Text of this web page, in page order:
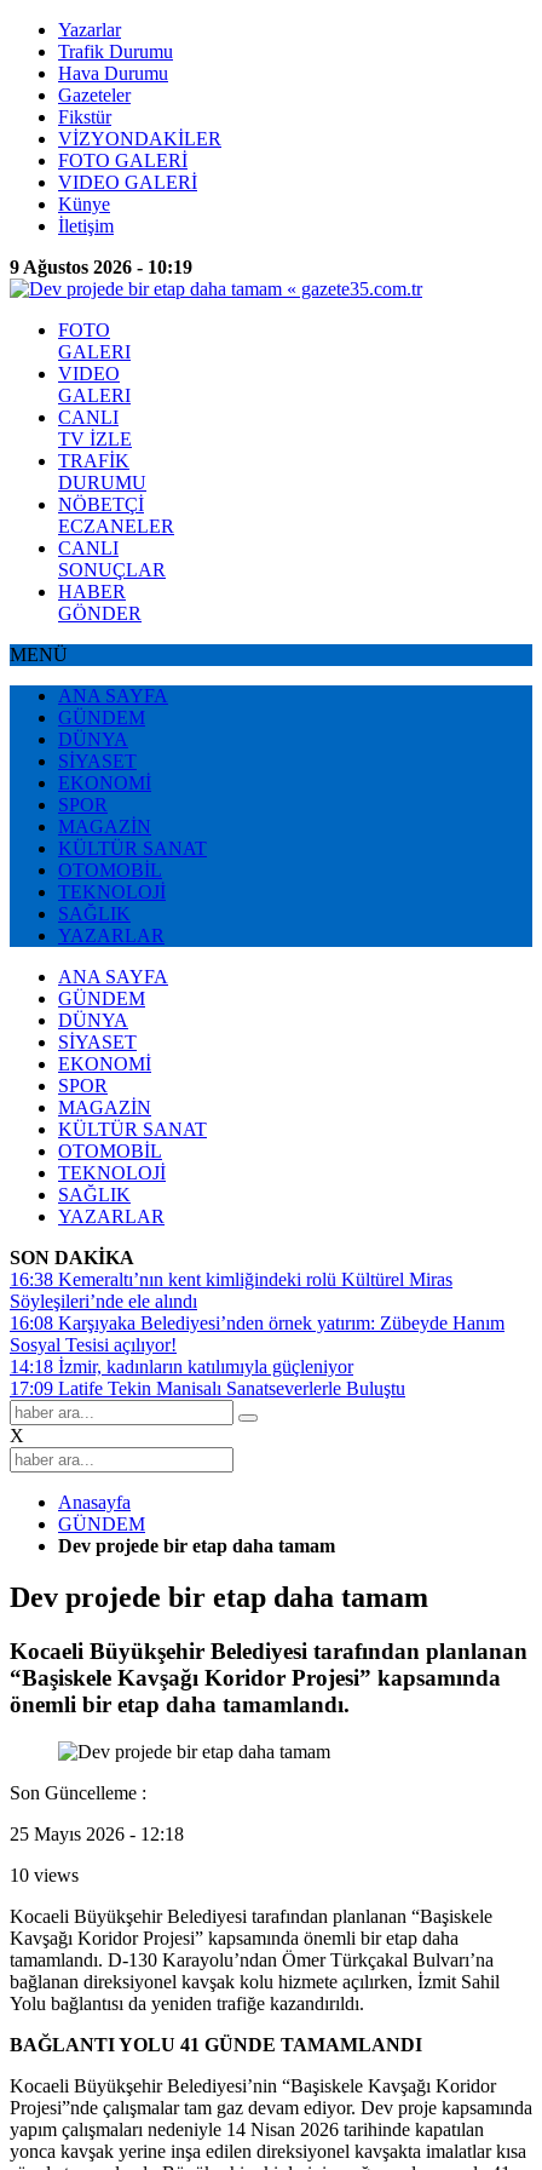
Yazarlar
Trafik Durumu
Hava Durumu
Gazeteler
Fikstür
VİZYONDAKİLER
FOTO GALERİ
VIDEO GALERİ
Künye
İletişim
9 Ağustos 2026 - 10:19
FOTO
GALERI
VIDEO
GALERI
CANLI
TV İZLE
TRAFİK
DURUMU
NÖBETÇİ
ECZANELER
CANLI
SONUÇLAR
HABER
GÖNDER
MENÜ
ANA SAYFA
GÜNDEM
DÜNYA
SİYASET
EKONOMİ
SPOR
MAGAZİN
KÜLTÜR SANAT
OTOMOBİL
TEKNOLOJİ
SAĞLIK
YAZARLAR
ANA SAYFA
GÜNDEM
DÜNYA
SİYASET
EKONOMİ
SPOR
MAGAZİN
KÜLTÜR SANAT
OTOMOBİL
TEKNOLOJİ
SAĞLIK
YAZARLAR
SON DAKİKA
16:38 Kemeraltı’nın kent kimliğindeki rolü Kültürel Miras
Söyleşileri’nde ele alındı
16:08 Karşıyaka Belediyesi’nden örnek yatırım: Zübeyde Hanım
Sosyal Tesisi açılıyor!
14:18 İzmir, kadınların katılımıyla güçleniyor
17:09 Latife Tekin Manisalı Sanatseverlerle Buluştu
X
Anasayfa
GÜNDEM
Dev projede bir etap daha tamam
Dev projede bir etap daha tamam
Kocaeli Büyükşehir Belediyesi tarafından planlanan
“Başiskele Kavşağı Koridor Projesi” kapsamında
önemli bir etap daha tamamlandı.
Son Güncelleme :
25 Mayıs 2026 - 12:18
10 views
Kocaeli Büyükşehir Belediyesi tarafından planlanan “Başiskele
Kavşağı Koridor Projesi” kapsamında önemli bir etap daha
tamamlandı. D-130 Karayolu’ndan Ömer Türkçakal Bulvarı’na
bağlanan direksiyonel kavşak kolu hizmete açılırken, İzmit Sahil
Yolu bağlantısı da yeniden trafiğe kazandırıldı.
BAĞLANTI YOLU 41 GÜNDE TAMAMLANDI
Kocaeli Büyükşehir Belediyesi’nin “Başiskele Kavşağı Koridor
Projesi”nde çalışmalar tam gaz devam ediyor. Dev proje kapsamında
yapım çalışmaları nedeniyle 14 Nisan 2026 tarihinde kapatılan
yonca kavşak yerine inşa edilen direksiyonel kavşakta imalatlar kısa